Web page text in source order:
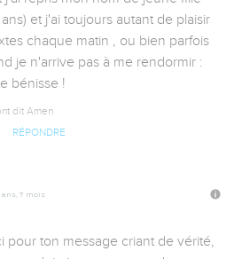
ans) et j'ai toujours autant de plaisir
chaque matin , ou bien parfois
je n'arrive pas à me rendormir :
bénisse !
dit Amen
RÉPONDRE
ans, 7 mois
pour ton message criant de vérité,